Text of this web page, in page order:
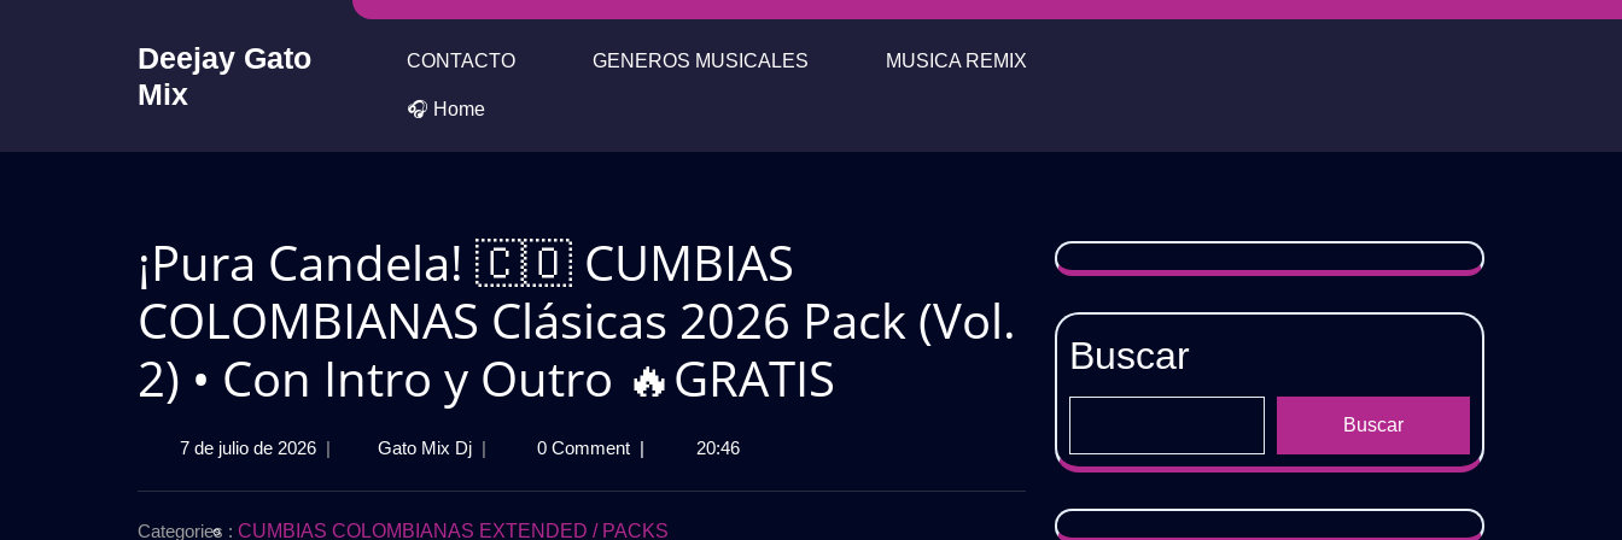
Deejay Gato
Mix
CONTACTO GENEROS MUSICALES MUSICA REMIX
🎧 Home
¡Pura Candela! 🇨🇴 CUMBIAS
COLOMBIANAS Clásicas 2026 Pack (Vol.
2) • Con Intro y Outro 🔥GRATIS
7 de julio de 20267
de
| Gato Mix Dj¡Pura
CUMBIAS
| 0 Comment | 20:46
Categories : CUMBIAS COLOMBIANAS EXTENDED / PACKS
Buscar
Buscar